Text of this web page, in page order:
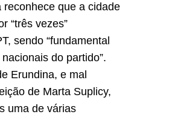
que a cidade
“três vezes”
sendo “fundamental
do partido”.
Erundina, e mal
de Marta Suplicy,
uma de várias